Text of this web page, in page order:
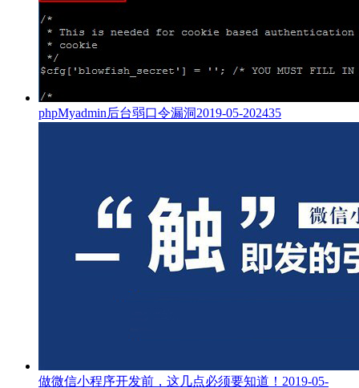
phpMyadmin后台弱口令漏洞2019-05-202435
做微信小程序开发前，这几点必须要知道！ 2019-05-